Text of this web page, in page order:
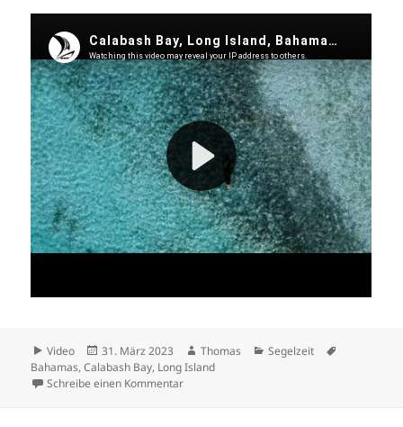
Format
Video
Veröffentlicht
am
31. März 2023 Autor
Thomas Kategorien
Segelzeit
Bahamas,Calabash Bay, Long Island
Schreibe einen Kommentarzu Calabash Bay, Long Island